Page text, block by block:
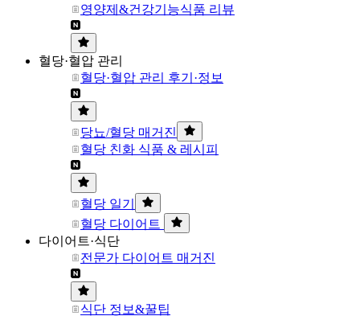
영양제&건강기능식품 리뷰
혈당·혈압 관리
혈당·혈압 관리 후기·정보
당뇨/혈당 매거진
혈당 친화 식품 & 레시피
혈당 일기
혈당 다이어트
다이어트·식단
전문가 다이어트 매거진
식단 정보&꿀팁